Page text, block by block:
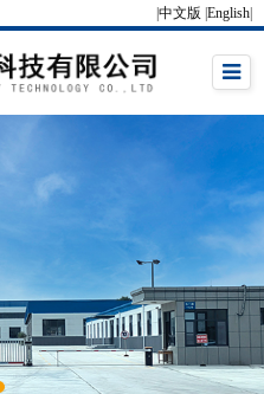
中文版 English